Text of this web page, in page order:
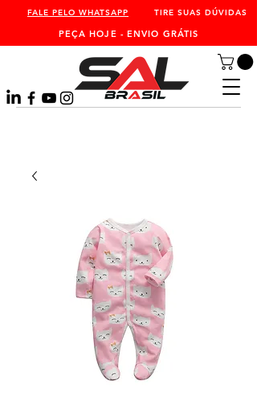
FALE PELO WHATSAPP TIRE SUAS DÚVIDAS
PEÇA HOJE - ENVIO GRÁTIS